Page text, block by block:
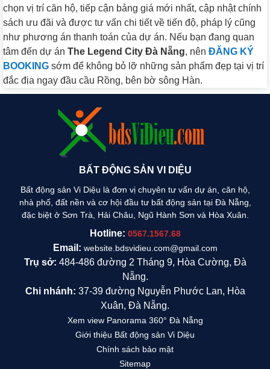
chọn vị trí căn hộ, tiếp cận bảng giá mới nhất, cập nhật chính
sách ưu đãi và được tư vấn chi tiết về tiến độ, pháp lý cũng
như phương án thanh toán của dự án. Nếu bạn đang quan
tâm đến dự án The Legend City Đà Nẵng, nên ĐĂNG KÝ
BOOKING sớm để không bỏ lỡ những sản phẩm đẹp tại vị trí
đắc địa ngay đầu cầu Rồng, bên bờ sông Hàn.
BẤT ĐỘNG SẢN VI DIỆU
Bất động sản Vi Diệu là đơn vị chuyên tư vấn dự án, căn hộ,
nhà phố, đất nền và cơ hội đầu tư bất động sản tại Đà Nẵng,
đặc biệt ở Sơn Trà, Hải Châu, Ngũ Hành Sơn và Hòa Xuân.
Hotline: 0567.1567.68
Email: website.bdsvidieu.com@gmail.com
Trụ sở: 484-486 đường 2 Tháng 9, Hòa Cường, Đà
Nẵng.
Chi nhánh: 37-39 đường Nguyễn Phước Lan, Hòa
Xuân, Đà Nẵng.
Xem view Panorama 360° Đà Nẵng
Giới thiệu Bất động sản Vi Diệu
Chính sách bảo mật
Sitemap